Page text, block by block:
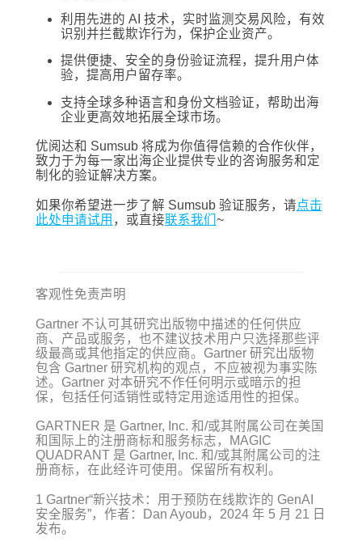
利用先进的 AI 技术，实时监测交易风险，有效
识别并拦截欺诈行为，保护企业资产。
提供便捷、安全的身份验证流程，提升用户体
验，提高用户留存率。
支持全球多种语言和身份文档验证，帮助出海
企业更高效地拓展全球市场。
优阅达和 Sumsub 将成为你值得信赖的合作伙伴，
致力于为每一家出海企业提供专业的咨询服务和定
制化的验证解决方案。
如果你希望进一步了解 Sumsub 验证服务，请点击
此处申请试用 ，或直接联系我们 ~
客观性免责声明
Gartner 不认可其研究出版物中描述的任何供应
商、产品或服务，也不建议技术用户只选择那些评
级最高或其他指定的供应商。Gartner 研究出版物
包含 Gartner 研究机构的观点，不应被视为事实陈
述。Gartner 对本研究不作任何明示或暗示的担
保，包括任何适销性或特定用途适用性的担保。
GARTNER 是 Gartner, Inc. 和/或其附属公司在美国
和国际上的注册商标和服务标志，MAGIC
QUADRANT 是 Gartner, Inc. 和/或其附属公司的注
册商标，在此经许可使用。保留所有权利。
1 Gartner“新兴技术：用于预防在线欺诈的 GenAI
安全服务”，作者：Dan Ayoub，2024 年 5 月 21 日
发布。